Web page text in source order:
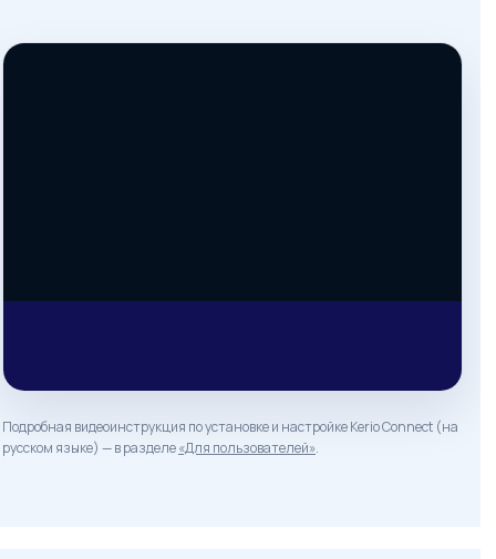
Подробная видеоинструкция по установке и настройке Kerio Connect (на
русском языке) — в разделе«Для пользователей».